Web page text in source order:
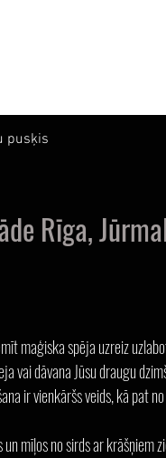
pusķis
Rīga,
maģiska spēja uzreiz
vai dāvana Jūsu draugu
ir vienkāršs veids, kā pat
mīļos no sirds ar krāšņiem